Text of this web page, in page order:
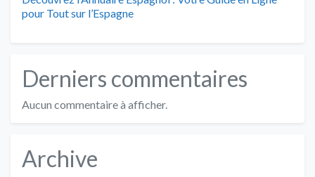
pour Tout sur l’Espagne
Derniers commentaires
Aucun commentaire à afficher.
Archive